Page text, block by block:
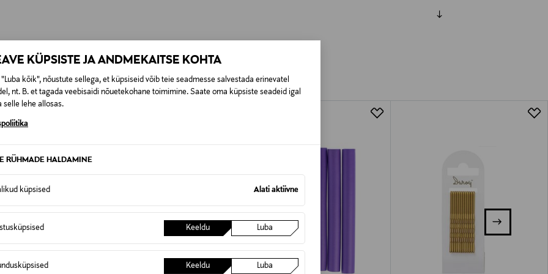
KÜPSISTE JA ANDMEKAITSE KOHTA
"Luba kõik", nõustute sellega, et küpsiseid võib teie seadmesse salvestada erinevatel
nt. B. et tagada veebisaidi nõuetekohane toimimine. Saate oma küpsiste seadeid igal
selle lehe allosas.
RÜHMADE HALDAMINE
küpsised Alati aktiivne
Keeldu Luba
Keeldu Luba
0,00 € – 4,90 €
KA